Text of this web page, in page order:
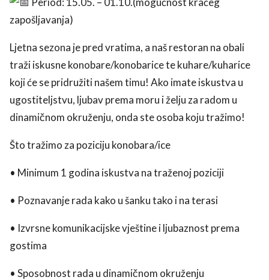
zapošljavanja)
Ljetna sezona je pred vratima, a naš restoran na obali
traži iskusne konobare/konobarice te kuhare/kuharice
koji će se pridružiti našem timu! Ako imate iskustva u
ugostiteljstvu, ljubav prema moru i želju za radom u
dinamičnom okruženju, onda ste osoba koju tražimo!
Što tražimo za poziciju konobara/ice
• Minimum 1 godina iskustva na traženoj poziciji
• Poznavanje rada kako u šanku tako i na terasi
• Izvrsne komunikacijske vještine i ljubaznost prema
gostima
• Sposobnost rada u dinamičnom okruženju